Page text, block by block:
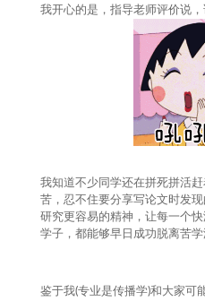
我开心的是，指导老师评价说，
我知道不少同学还在拼死拼活
苦，忍不住要分享写论文时发现
研究更容易的精神，让每一个
学子，都能够早日成功脱离苦学
鉴于我(专业是传播学)和大家可